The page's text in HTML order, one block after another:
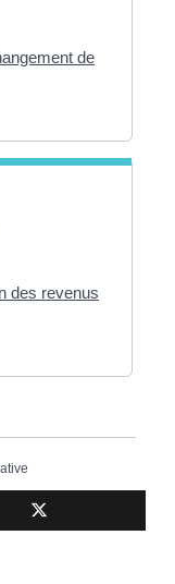
de
des revenus